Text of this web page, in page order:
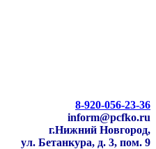
8-920-056-23-36
inform@pcfko.ru
г.Нижний Новгород,
ул. Бетанкура, д. 3, пом. 9